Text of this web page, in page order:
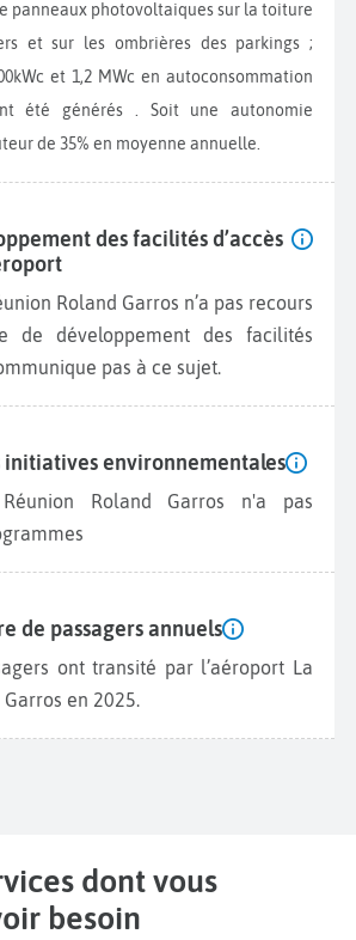
panneaux photovoltaiques sur la toiture
et sur les ombrières des parkings ;
et 1,2 MWc en autoconsommation
été générés . Soit une autonomie
de 35% en moyenne annuelle.
des facilités d’accès
de développement des facilités
pas à ce sujet.
initiatives environnementales
de passagers annuels
en 2025.
dont vous
besoin